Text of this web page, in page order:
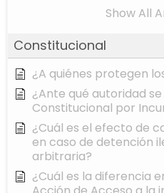
Show All
Constitucional
¿A quiénes protegen
¿Ante qué autoridad
Constitucional por
¿Cuál es el efecto de
en caso de detención
arbitraria?
¿Cuál es la diferencia